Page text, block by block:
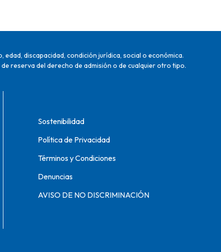
discapacidad, condición jurídica, social o económica.
reserva del derecho de admisión o de cualquier otro tipo.
Sostenibilidad
Política de Privacidad
Términos y Condiciones
Denuncias
AVISO DE NO DISCRIMINACIÓN